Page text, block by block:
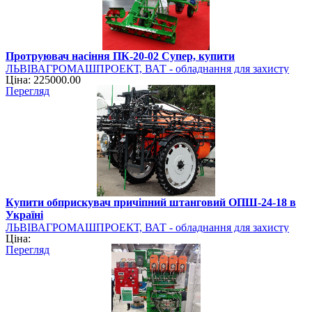
Протруювач насіння ПК-20-02 Супер, купити
ЛЬВІВАГРОМАШПРОЕКТ, ВАТ - обладнання для захисту
рослин
Ціна: 225000.00
Перегляд
Купити обприскувач причіпний штанговий ОПШ-24-18 в
Україні
ЛЬВІВАГРОМАШПРОЕКТ, ВАТ - обладнання для захисту
рослин
Ціна:
Перегляд